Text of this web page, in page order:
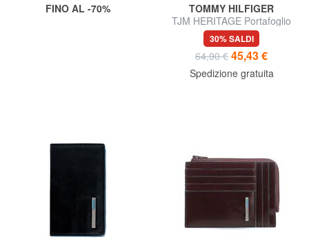
FINO AL -70%
TOMMY HILFIGER
TJM HERITAGE Portafoglio
con portamonete
30% SALDI
64,90 € 45,43 €
Spedizione gratuita